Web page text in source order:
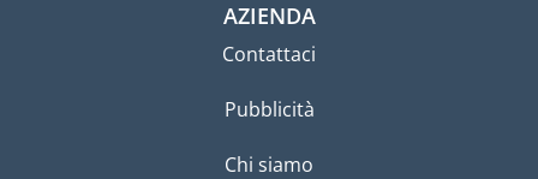
AZIENDA
Contattaci
Pubblicità
Chi siamo